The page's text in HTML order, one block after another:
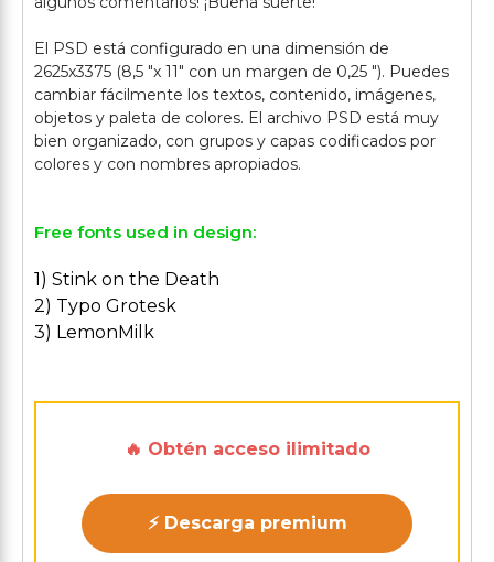
El PSD está configurado en una dimensión de
2625x3375 (8,5 "x 11" con un margen de 0,25 "). Puedes
cambiar fácilmente los textos, contenido, imágenes,
objetos y paleta de colores. El archivo PSD está muy
bien organizado, con grupos y capas codificados por
Free fonts used in design:
1) Stink on the Death
2) Typo Grotesk
3) LemonMilk
🔥 Obtén acceso ilimitado
⚡ Descarga premium